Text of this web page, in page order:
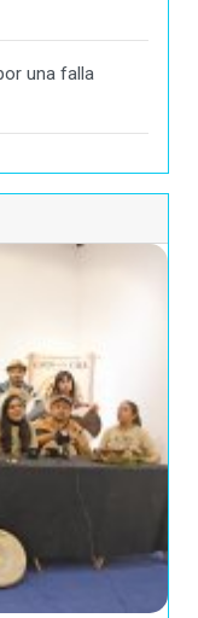
una falla